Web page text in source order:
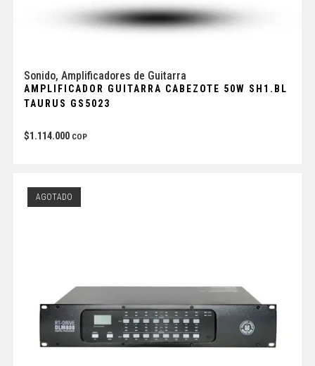
Sonido, Amplificadores de Guitarra
AMPLIFICADOR GUITARRA CABEZOTE 50W SH1.BL
TAURUS GS5023
$1.114.000 COP
AGOTADO